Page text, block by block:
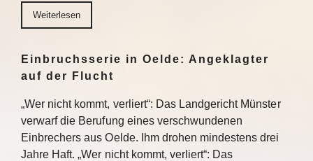
Weiterlesen
Einbruchsserie in Oelde: Angeklagter
auf der Flucht
„Wer nicht kommt, verliert“: Das Landgericht Münster
verwarf die Berufung eines verschwundenen
Einbrechers aus Oelde. Ihm drohen mindestens drei
Jahre Haft. „Wer nicht kommt, verliert“: Das